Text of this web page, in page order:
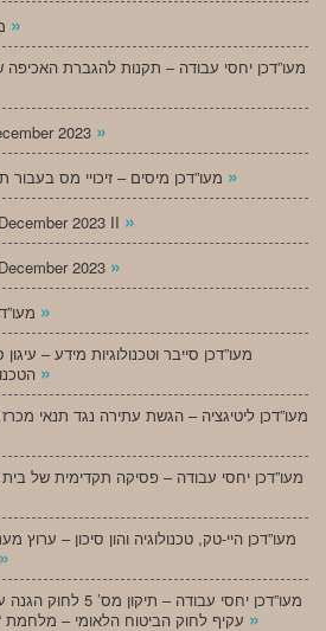
»
מעו”דכן יחסי עבודה – תקנות להגברת האכיפה של
2023 »
»
2023 II »
2023 »
»
מעו”דכן סייבר וטכנולוגיות מידע –
»
מעו”דכן ליטיגציה – הגשת עתירה נגד תנאי
מעו”דכן יחסי עבודה – פסיקה תקדימית של
מעו”דכן היי-טק, טכנולוגיה והון סיכון –
»
מעו”דכן יחסי עבודה
»